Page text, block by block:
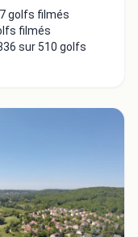
golfs filmés
filmés
sur 510 golfs